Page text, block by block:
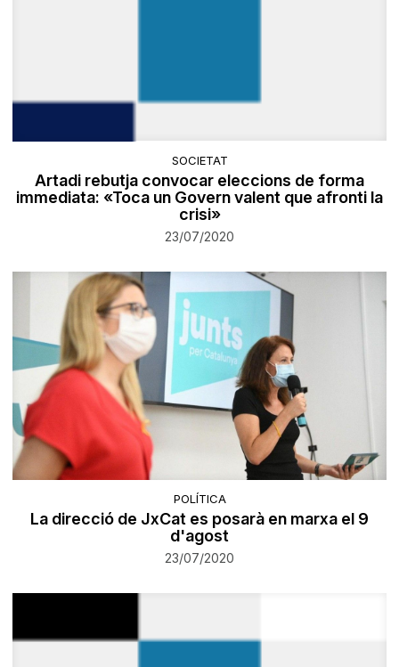
SOCIETAT
Artadi rebutja convocar eleccions de forma
immediata: «Toca un Govern valent que afronti la
crisi»
23/07/2020
POLÍTICA
La direcció de JxCat es posarà en marxa el 9
d'agost
23/07/2020